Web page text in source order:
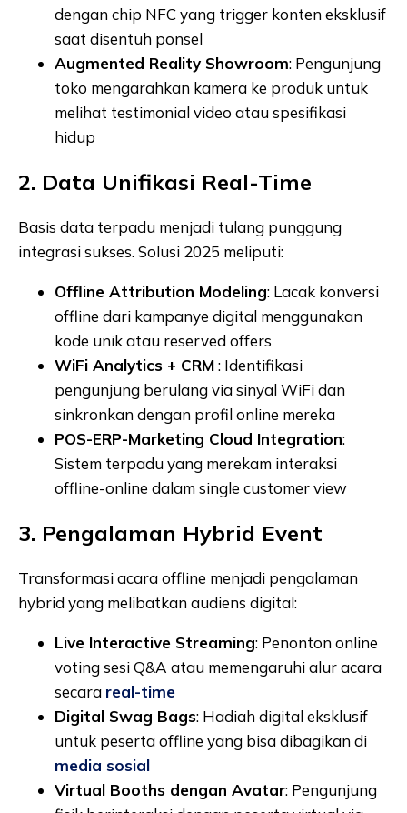
dengan chip NFC yang trigger konten eksklusif
saat disentuh ponsel
Augmented Reality Showroom: Pengunjung
toko mengarahkan kamera ke produk untuk
melihat testimonial video atau spesifikasi
hidup
2. Data Unifikasi Real-Time
Basis data terpadu menjadi tulang punggung
integrasi sukses. Solusi 2025 meliputi:
Offline Attribution Modeling: Lacak konversi
offline dari kampanye digital menggunakan
kode unik atau reserved offers
WiFi Analytics + CRM: Identifikasi
pengunjung berulang via sinyal WiFi dan
sinkronkan dengan profil online mereka
POS-ERP-Marketing Cloud Integration:
Sistem terpadu yang merekam interaksi
offline-online dalam single customer view
3. Pengalaman Hybrid Event
Transformasi acara offline menjadi pengalaman
hybrid yang melibatkan audiens digital:
Live Interactive Streaming: Penonton online
voting sesi Q&A atau memengaruhi alur acara
secara real-time
Digital Swag Bags: Hadiah digital eksklusif
untuk peserta offline yang bisa dibagikan di
media sosial
Virtual Booths dengan Avatar: Pengunjung